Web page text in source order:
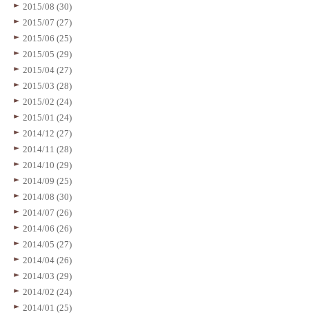
2015/08 (30)
2015/07 (27)
2015/06 (25)
2015/05 (29)
2015/04 (27)
2015/03 (28)
2015/02 (24)
2015/01 (24)
2014/12 (27)
2014/11 (28)
2014/10 (29)
2014/09 (25)
2014/08 (30)
2014/07 (26)
2014/06 (26)
2014/05 (27)
2014/04 (26)
2014/03 (29)
2014/02 (24)
2014/01 (25)